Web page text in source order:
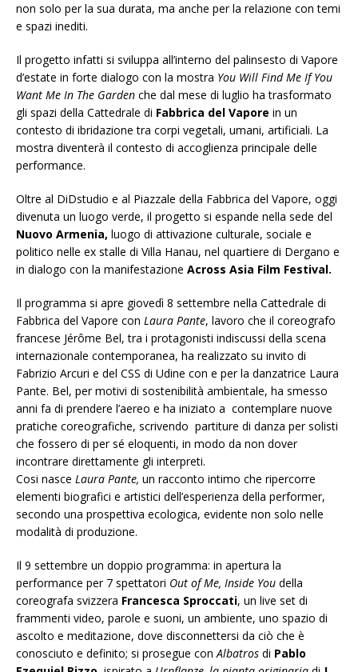
non solo per la sua durata, ma anche per la relazione con temi
e spazi inediti.
Il progetto infatti si sviluppa all’interno del palinsesto di Vapore
d’estate in forte dialogo con la mostra You Will Find Me If You
Want Me In The Garden che dal mese di luglio ha trasformato
gli spazi della Cattedrale di Fabbrica del Vapore in un
contesto di ibridazione tra corpi vegetali, umani, artificiali. La
mostra diventerà il contesto di accoglienza principale delle
performance.
Oltre al DiDstudio e al Piazzale della Fabbrica del Vapore, oggi
divenuta un luogo verde, il progetto si espande nella sede del
Nuovo Armenia, luogo di attivazione culturale, sociale e
politico nelle ex stalle di Villa Hanau, nel quartiere di Dergano e
in dialogo con la manifestazione Across Asia Film Festival.
Il programma si apre giovedì 8 settembre nella Cattedrale di
Fabbrica del Vapore con Laura Pante, lavoro che il coreografo
francese Jérôme Bel, tra i protagonisti indiscussi della scena
internazionale contemporanea, ha realizzato su invito di
Fabrizio Arcuri e del CSS di Udine con e per la danzatrice Laura
Pante. Bel, per motivi di sostenibilità ambientale, ha smesso
anni fa di prendere l’aereo e ha iniziato a contemplare nuove
pratiche coreografiche, scrivendo partiture di danza per solisti
che fossero di per sé eloquenti, in modo da non dover
incontrare direttamente gli interpreti.
Cosi nasce Laura Pante, un racconto intimo che ripercorre
elementi biografici e artistici dell’esperienza della performer,
secondo una prospettiva ecologica, evidente non solo nelle
modalità di produzione.
Il 9 settembre un doppio programma: in apertura la
performance per 7 spettatori Out of Me, Inside You della
coreografa svizzera Francesca Sproccati, un live set di
frammenti video, parole e suoni, un ambiente, uno spazio di
ascolto e meditazione, dove disconnettersi da ciò che è
conosciuto e definito; si prosegue conAlbatros di Pablo